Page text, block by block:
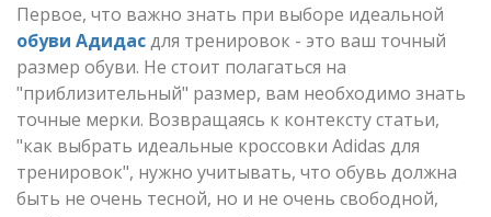
Первое, что важно знать при выборе идеальной
обуви Адидасдля тренировок - это ваш точный
размер обуви. Не стоит полагаться на
"приблизительный" размер, вам необходимо знать
точные мерки. Возвращаясь к контексту статьи,
"как выбрать идеальные кроссовки Adidas для
тренировок", нужно учитывать, что обувь должна
быть не очень тесной, но и не очень свободной,